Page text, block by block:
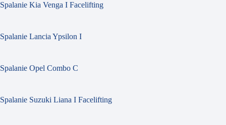
Spalanie Kia Venga I Facelifting
Spalanie Lancia Ypsilon I
Spalanie Opel Combo C
Spalanie Suzuki Liana I Facelifting